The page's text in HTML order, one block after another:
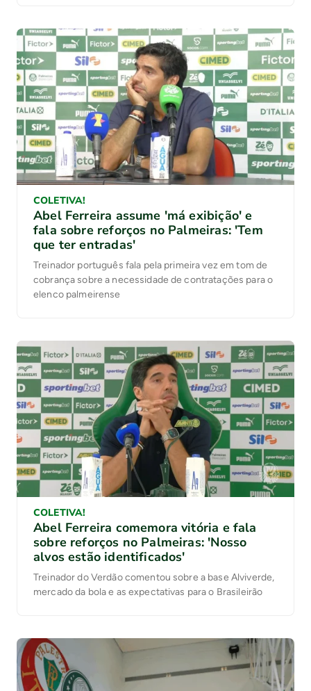
COLETIVA!
Abel Ferreira assume 'má exibição' e
fala sobre reforços no Palmeiras: 'Tem
que ter entradas'
Treinador português fala pela primeira vez em tom de
cobrança sobre a necessidade de contratações para o
elenco palmeirense
COLETIVA!
Abel Ferreira comemora vitória e fala
sobre reforços no Palmeiras: 'Nosso
alvos estão identificados'
Treinador do Verdão comentou sobre a base Alviverde,
mercado da bola e as expectativas para o Brasileirão